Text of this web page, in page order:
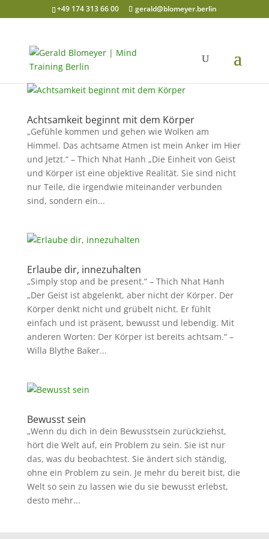
+49 174 313 66 00 gerald@blomeyer.berlin
Achtsamkeit beginnt mit dem Körper
„Gefühle kommen und gehen wie Wolken am
Himmel. Das achtsame Atmen ist mein Anker im Hier
und Jetzt.“ – Thich Nhat Hanh „Die Einheit von Geist
und Körper ist eine objektive Realität. Sie sind nicht
nur Teile, die irgendwie miteinander verbunden
sind, sondern ein...
Erlaube dir, innezuhalten
„Simply stop and be present.“ – Thich Nhat Hanh
„Der Geist ist abgelenkt, aber nicht der Körper. Der
Körper denkt nicht und grübelt nicht. Er fühlt
einfach und ist präsent, bewusst und lebendig. Mit
anderen Worten: Der Körper ist bereits achtsam.“ –
Willa Blythe Baker...
Bewusst sein
„Wenn du dich in dein Bewusstsein zurückziehst,
hört die Welt auf, ein Problem zu sein. Sie ist nur
das, was du beobachtest. Sie ändert sich ständig,
ohne ein Problem zu sein. Je mehr du bereit bist, die
Welt so sein zu lassen wie du sie bewusst erlebst,
desto mehr...